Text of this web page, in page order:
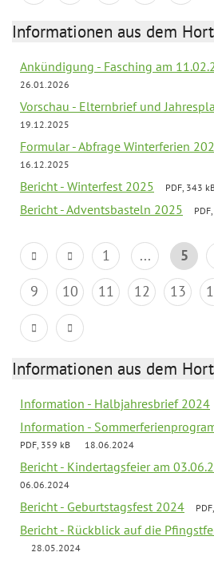
Informationen aus dem
Ankündigung - Fasching am
26.01.2026
Vorschau - Elternbrief und
19.12.2025
Formular - Abfrage Winterferien
16.12.2025
Bericht - Winterfest 2025 PDF, 343
Bericht - Adventsbasteln 2025
1 ... 5
9
10 11 12 13
Informationen aus dem
Information - Halbjahresbrief 2024
Information -
PDF, 359 kB 18.06.2024
Bericht - Kindertagsfeier am
06.06.2024
Bericht - Geburtstagsfest 2024
Bericht - Rückblick auf die
28.05.2024